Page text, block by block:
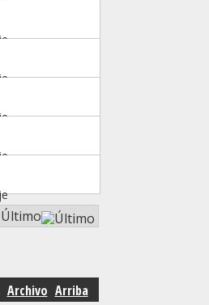
Último
Archivo Arriba